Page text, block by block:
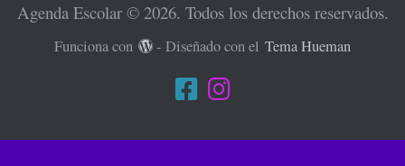
Agenda Escolar © 2026. Todos los derechos reservados.
Funciona con - Diseñado con elTema Hueman